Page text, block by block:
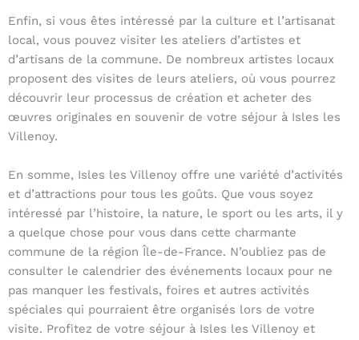
Enfin, si vous êtes intéressé par la culture et l’artisanat
local, vous pouvez visiter les ateliers d’artistes et
d’artisans de la commune. De nombreux artistes locaux
proposent des visites de leurs ateliers, où vous pourrez
découvrir leur processus de création et acheter des
œuvres originales en souvenir de votre séjour à Isles les
Villenoy.
En somme, Isles les Villenoy offre une variété d’activités
et d’attractions pour tous les goûts. Que vous soyez
intéressé par l’histoire, la nature, le sport ou les arts, il y
a quelque chose pour vous dans cette charmante
commune de la région Île-de-France. N’oubliez pas de
consulter le calendrier des événements locaux pour ne
pas manquer les festivals, foires et autres activités
spéciales qui pourraient être organisés lors de votre
visite. Profitez de votre séjour à Isles les Villenoy et